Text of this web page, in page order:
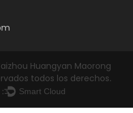
Huangyan Maorong
todos los derechos.
Smart Cloud